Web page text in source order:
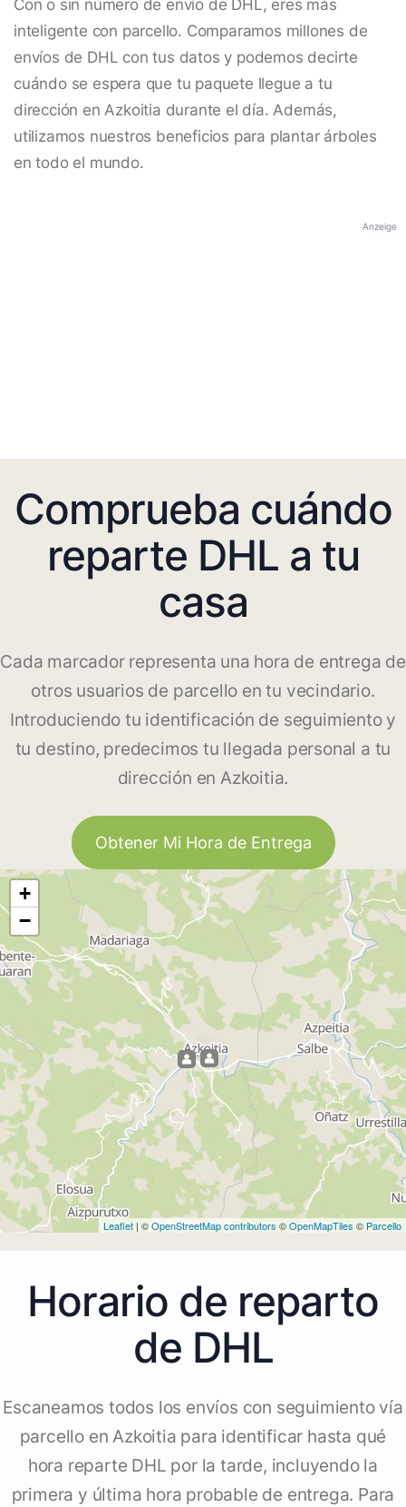
Con o sin número de envío de DHL, eres más
inteligente con parcello. Comparamos millones de
envíos de DHL con tus datos y podemos decirte
cuándo se espera que tu paquete llegue a tu
dirección en Azkoitia durante el día. Además,
utilizamos nuestros beneficios para plantar árboles
en todo el mundo.
Anzeige
Comprueba cuándo
reparte DHL a tu
casa
Cada marcador representa una hora de entrega de
otros usuarios de parcello en tu vecindario.
Introduciendo tu identificación de seguimiento y
tu destino, predecimos tu llegada personal a tu
dirección en Azkoitia.
Obtener Mi Hora de Entrega
+
−
Leaflet | ©OpenStreetMap contributors ©OpenMapTiles © Parcello
Horario de reparto
de DHL
Escaneamos todos los envíos con seguimiento vía
parcello en Azkoitia para identificar hasta qué
hora reparte DHL por la tarde, incluyendo la
primera y última hora probable de entrega. Para